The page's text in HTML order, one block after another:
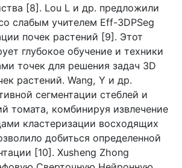
[8]. Lou L и др. предложили
слабым учителем Eff-3DPSeg
почек растений [9]. Этот
глубокое обучение и техники
точек для решения задач 3D
растений. Wang, Y и др.
сегментации стеблей и
томата, комбинируя извлечение
кластеризации восходящих
добиться определенной
[10]. Xusheng Zhong